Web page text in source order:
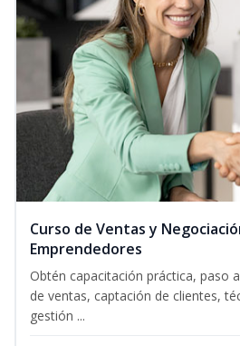
Curso de Ventas y
Emprendedores
Obtén capacitación práctica, paso
de ventas, captación de clientes,
gestión ...